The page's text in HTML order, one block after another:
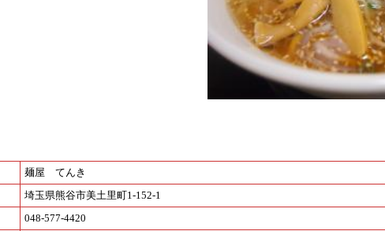
麺屋 てんき
埼玉県熊谷市美土里町1-152-1
048-577-4420